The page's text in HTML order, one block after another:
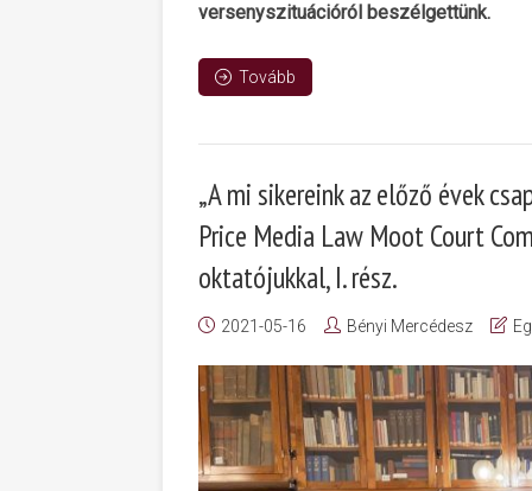
versenyszituációról beszélgettünk.
Tovább
„A mi sikereink az előző évek
Price Media Law Moot Court
oktatójukkal, I. rész.
2021-05-16 Bényi Mercédesz